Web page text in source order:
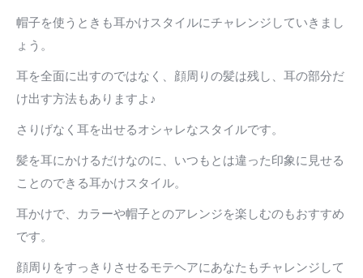
帽子を使うときも耳かけスタイルにチャレンジしていきまし
ょう。
耳を全面に出すのではなく、顔周りの髪は残し、耳の部分だ
け出す方法もありますよ♪
さりげなく耳を出せるオシャレなスタイルです。
髪を耳にかけるだけなのに、いつもとは違った印象に見せる
ことのできる耳かけスタイル。
耳かけで、カラーや帽子とのアレンジを楽しむのもおすすめ
です。
顔周りをすっきりさせるモテヘアにあなたもチャレンジして